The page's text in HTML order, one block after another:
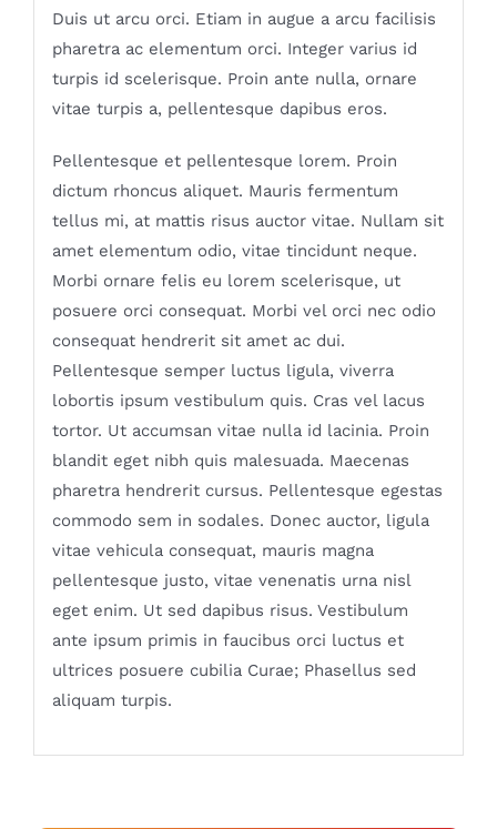
Duis ut arcu orci. Etiam in augue a arcu facilisis
pharetra ac elementum orci. Integer varius id
turpis id scelerisque. Proin ante nulla, ornare
vitae turpis a, pellentesque dapibus eros.
Pellentesque et pellentesque lorem. Proin
dictum rhoncus aliquet. Mauris fermentum
tellus mi, at mattis risus auctor vitae. Nullam sit
amet elementum odio, vitae tincidunt neque.
Morbi ornare felis eu lorem scelerisque, ut
posuere orci consequat. Morbi vel orci nec odio
consequat hendrerit sit amet ac dui.
Pellentesque semper luctus ligula, viverra
lobortis ipsum vestibulum quis. Cras vel lacus
tortor. Ut accumsan vitae nulla id lacinia. Proin
blandit eget nibh quis malesuada. Maecenas
pharetra hendrerit cursus. Pellentesque egestas
commodo sem in sodales. Donec auctor, ligula
vitae vehicula consequat, mauris magna
pellentesque justo, vitae venenatis urna nisl
eget enim. Ut sed dapibus risus. Vestibulum
ante ipsum primis in faucibus orci luctus et
ultrices posuere cubilia Curae; Phasellus sed
aliquam turpis.